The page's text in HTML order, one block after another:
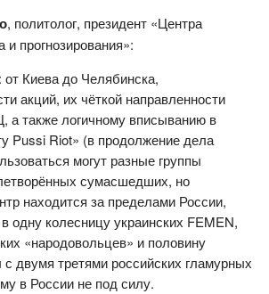
, политолог, президент «Центра
и прогнозирования»:
Киева до Челябинска,
акций, их чёткой направленности
а также логичному вписыванию в
Pussi Riot» (в продолжение дела
могут разные группы
сумасшедших, но
находится за пределами России,
одну колесницу украинских FEMEN,
«народовольцев» и половину
двумя третями российских гламурных
в России не под силу.